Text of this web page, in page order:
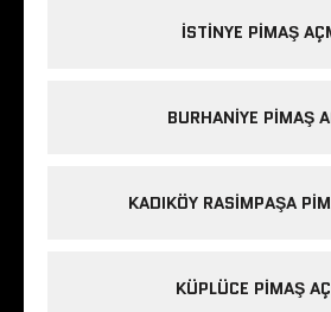
ISTINYE PIMAŞ
BURHANIYE PIMAŞ
KADIKÖY RASIMPAŞA
KÜPLÜCE PIMAŞ